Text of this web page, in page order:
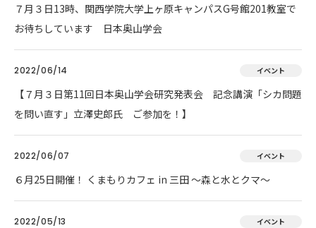
７月３日13時、関西学院大学上ヶ原キャンパスG号館201教室で
お待ちしています 日本奥山学会
2022/06/14 イベント
【７月３日第11回日本奥山学会研究発表会 記念講演「シカ問題
を問い直す」立澤史郎氏 ご参加を！】
2022/06/07 イベント
６月25日開催！ くまもりカフェ in 三田 ～森と水とクマ～
2022/05/13 イベント